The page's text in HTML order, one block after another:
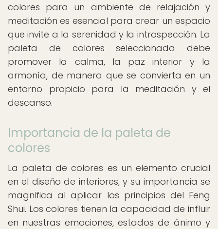
colores para un ambiente de relajación y
meditación es esencial para crear un espacio
que invite a la serenidad y la introspección. La
paleta de colores seleccionada debe
promover la calma, la paz interior y la
armonía, de manera que se convierta en un
entorno propicio para la meditación y el
descanso.
Importancia de la paleta de
colores
La paleta de colores es un elemento crucial
en el diseño de interiores, y su importancia se
magnifica al aplicar los principios del Feng
Shui. Los colores tienen la capacidad de influir
en nuestras emociones, estados de ánimo y